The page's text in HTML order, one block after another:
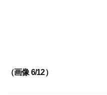
（画像 6/12）